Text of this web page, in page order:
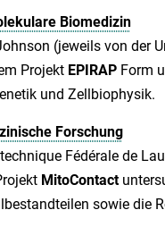
Biomedizin
(jeweils von der
Projekt EPIRAPForm
und Zellbiophysik.
Forschung
Fédérale de
MitoContact
sowie die